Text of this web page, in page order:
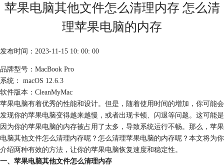
苹果电脑其他文件怎么清理内存 怎么清
理苹果电脑的内存
发布时间：2023-11-15 10: 00: 00
品牌型号：MacBook Pro
系统： macOS 12.6.3
软件版本：CleanMyMac
苹果电脑有着优秀的性能和设计。但是，随着使用时间的增加，你可能会
发现你的苹果电脑变得越来越慢，或者出现卡顿、闪退等问题。这可能是
因为你的苹果电脑的内存被占用了太多，导致系统运行不畅。那么，苹果
电脑其他文件怎么清理内存呢？怎么清理苹果电脑的内存呢？本文将为你
介绍两种有效的方法，让你的苹果电脑恢复速度和稳定性。
一、苹果电脑其他文件怎么清理内存